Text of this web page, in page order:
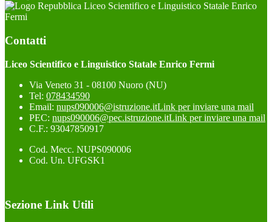
Liceo Scientifico e Linguistico Statale Enrico
Fermi
Contatti
Liceo Scientifico e Linguistico Statale Enrico Fermi
Via Veneto 31 - 08100 Nuoro (NU)
Tel: 078434590
Email: nups090006@istruzione.itLink per inviare una mail
PEC: nups090006@pec.istruzione.itLink per inviare una mail
C.F.: 93047850917
Cod. Mecc. NUPS090006
Cod. Un. UFGSK1
Sezione Link Utili